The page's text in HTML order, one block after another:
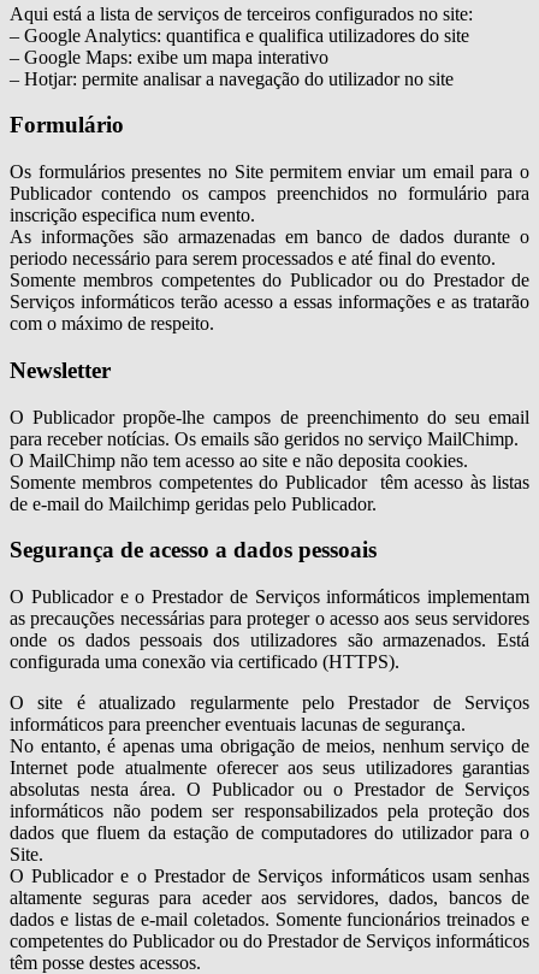
Aqui está a lista de serviços de terceiros configurados no site:
– Google Analytics: quantifica e qualifica utilizadores do site
– Google Maps: exibe um mapa interativo
– Hotjar: permite analisar a navegação do utilizador no site
Formulário
Os formulários presentes no Site permitem enviar um email para o
Publicador contendo os campos preenchidos no formulário para
inscrição especifica num evento.
As informações são armazenadas em banco de dados durante o
periodo necessário para serem processados e até final do evento.
Somente membros competentes do Publicador ou do Prestador de
Serviços informáticos terão acesso a essas informações e as tratarão
com o máximo de respeito.
Newsletter
O Publicador propõe-lhe campos de preenchimento do seu email
para receber notícias. Os emails são geridos no serviço MailChimp.
O MailChimp não tem acesso ao site e não deposita cookies.
Somente membros competentes do Publicador têm acesso às listas
de e-mail do Mailchimp geridas pelo Publicador.
Segurança de acesso a dados pessoais
O Publicador e o Prestador de Serviços informáticos implementam
as precauções necessárias para proteger o acesso aos seus servidores
onde os dados pessoais dos utilizadores são armazenados. Está
configurada uma conexão via certificado (HTTPS).
O site é atualizado regularmente pelo Prestador de Serviços
informáticos para preencher eventuais lacunas de segurança.
No entanto, é apenas uma obrigação de meios, nenhum serviço de
Internet pode atualmente oferecer aos seus utilizadores garantias
absolutas nesta área. O Publicador ou o Prestador de Serviços
informáticos não podem ser responsabilizados pela proteção dos
dados que fluem da estação de computadores do utilizador para o
Site.
O Publicador e o Prestador de Serviços informáticos usam senhas
altamente seguras para aceder aos servidores, dados, bancos de
dados e listas de e-mail coletados. Somente funcionários treinados e
competentes do Publicador ou do Prestador de Serviços informáticos
têm posse destes acessos.